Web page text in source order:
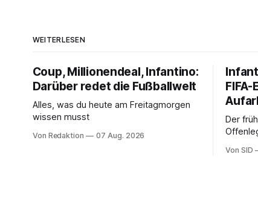
WEITERLESEN
Coup, Millionendeal, Infantino:
Darüber redet die Fußballwelt
Alles, was du heute am Freitagmorgen
wissen musst
Von Redaktion 07 Aug. 2026
Der
Von SID